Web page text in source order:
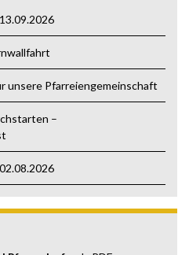
unsere Pfarreiengemeinschaft
–